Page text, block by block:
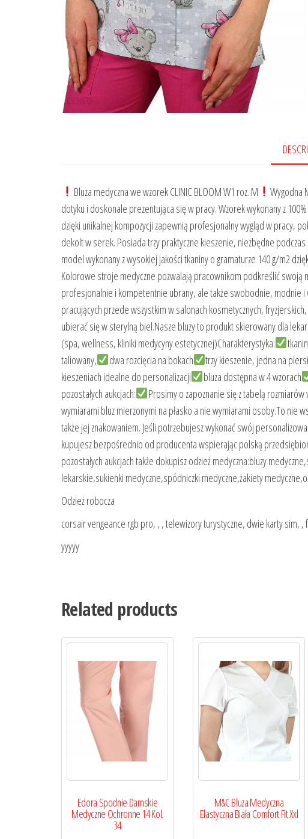
Bluza medyczna we wzorek CLINIC BLOOM W1 roz. M
Wygodna
dotyku i doskonale prezentująca się w pracy. Wzorek wykonany z
dzięki unikalnej kompozycji zapewnią profesjonalny wygląd w pracy,
dekolt w serek. Posiada trzy praktyczne kieszenie, niezbędne
model wykonany z wysokiej jakości tkaniny o gramaturze 140 g/m2
Kolorowe stroje medyczne pozwalają pracownikom podkreślić swoją
profesjonalnie i kompetentnie ubrany, ale także swobodnie, modnie
pracujących przede wszystkim w salonach kosmetycznych,
ubierać się w sterylną biel.Nasze bluzy to produkt skierowany dla
(spa, wellness, kliniki medycyny estetycznej)Charakterystyka:
taliowany,
dwa rozcięcia na bokach trzy kieszenie, jedna na
kieszeniach idealne do personalizacji
bluza dostępna w 4 wzorach
pozostałych aukcjach:
Prosimy o zapoznanie się z tabelą
wymiarami bluz mierzonymi na płasko a nie wymiarami osoby.To nie
także jej znakowaniem. Jeśli potrzebujesz wykonać swój
kupujesz bezpośrednio od producenta wspierając polską
pozostałych aukcjach także dokupisz odzież medyczna:bluzy
lekarskie,sukienki medyczne,spódniczki medyczne,żakiety
Odzież robocza
corsair vengeance rgb pro, , , telewizory turystyczne, dwie karty sim,
yyyyy
Related products
Edora Spodnie Damskie
Medyczne Ochronne 14 Kol.
34
M&C Bluza Medyczna
Elastyczna Biała Comfort Fit Xxl